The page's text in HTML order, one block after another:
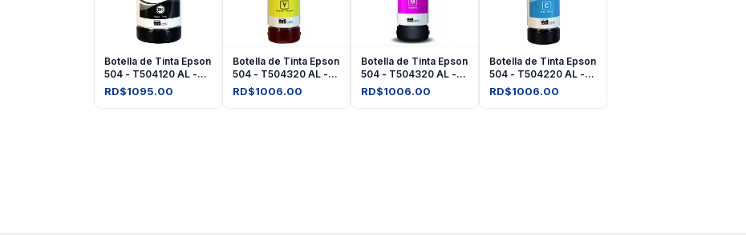
Botella de Tinta Epson
504 - T504120 AL -
Negro
RD$1095.00
Botella de Tinta Epson
504 - T504320 AL -
Amarilla
RD$1006.00
Botella de Tinta Epson
504 - T504320 AL -
Magenta
RD$1006.00
Botella de Tinta Epson
504 - T504220 AL -
Cyan
RD$1006.00